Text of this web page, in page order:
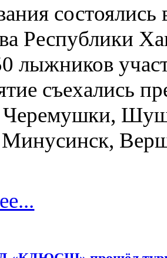
Республики
лыжников
съехались
Черемушки,